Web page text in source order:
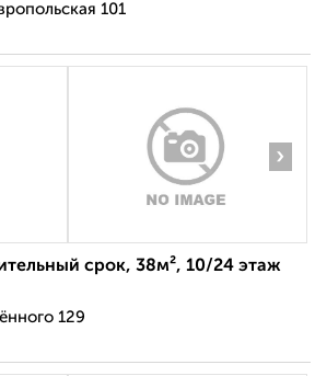
101
›
срок, 38м², 10/24 этаж
129